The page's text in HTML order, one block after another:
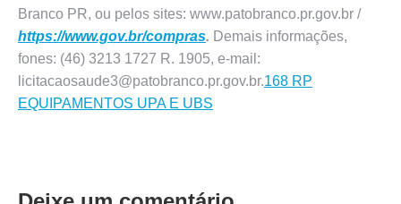
Branco PR, ou pelos sites: www.patobranco.pr.gov.br /
https://www.gov.br/compras. Demais informações,
fones: (46) 3213 1727 R. 1905, e-mail:
licitacaosaude3@patobranco.pr.gov.br.168 RP
EQUIPAMENTOS UPA E UBS